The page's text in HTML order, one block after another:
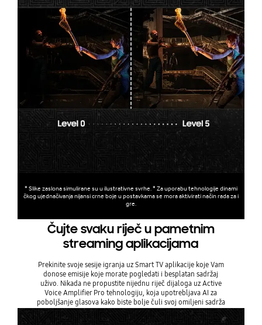
* Slike zaslona simulirane su u ilustrativne svrhe. * Za uporabu tehnologije dinami
čkog ujednačivanja nijansi crne boje u postavkama se mora aktivirati način rada za i
gre.
Čujte svaku riječ u pametnim
streaming aplikacijama
Prekinite svoje sesije igranja uz Smart TV aplikacije koje Vam
donose emisije koje morate pogledati i besplatan sadržaj
uživo. Nikada ne propustite nijednu riječ dijaloga uz Active
Voice Amplifier Pro tehnologiju, koja upotrebljava AI za
poboljšanje glasova kako biste bolje čuli svoj omiljeni sadrža